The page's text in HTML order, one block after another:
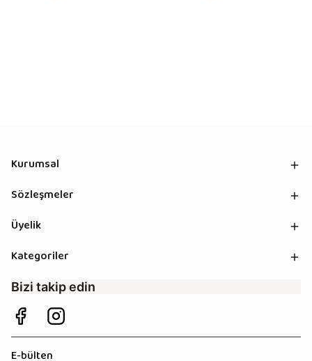
Kurumsal
Sözleşmeler
Üyelik
Kategoriler
Bizi takip edin
E-bülten